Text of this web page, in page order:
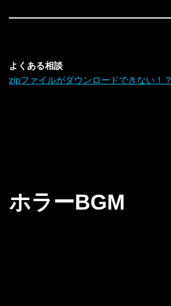
よくある相談
zipファイルがダウンロードできない！？
ホラーBGM